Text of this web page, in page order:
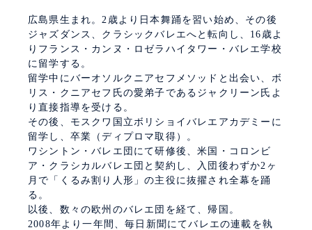
広島県生まれ。2歳より日本舞踊を習い始め、その後
ジャズダンス、クラシックバレエへと転向し、16歳よ
りフランス・カンヌ・ロゼラハイタワー・バレエ学校
に留学する。
留学中にバーオソルクニアセフメソッドと出会い、ボ
リス・クニアセフ氏の愛弟子であるジャクリーン氏よ
り直接指導を受ける。
その後、モスクワ国立ボリショイバレエアカデミーに
留学し、卒業（ディプロマ取得）。
ワシントン・バレエ団にて研修後、米国・コロンビ
ア・クラシカルバレエ団と契約し、入団後わずか2ヶ
月で「くるみ割り人形」の主役に抜擢され全幕を踊
る。
以後、数々の欧州のバレエ団を経て、帰国。
2008年より一年間、毎日新聞にてバレエの連載を執